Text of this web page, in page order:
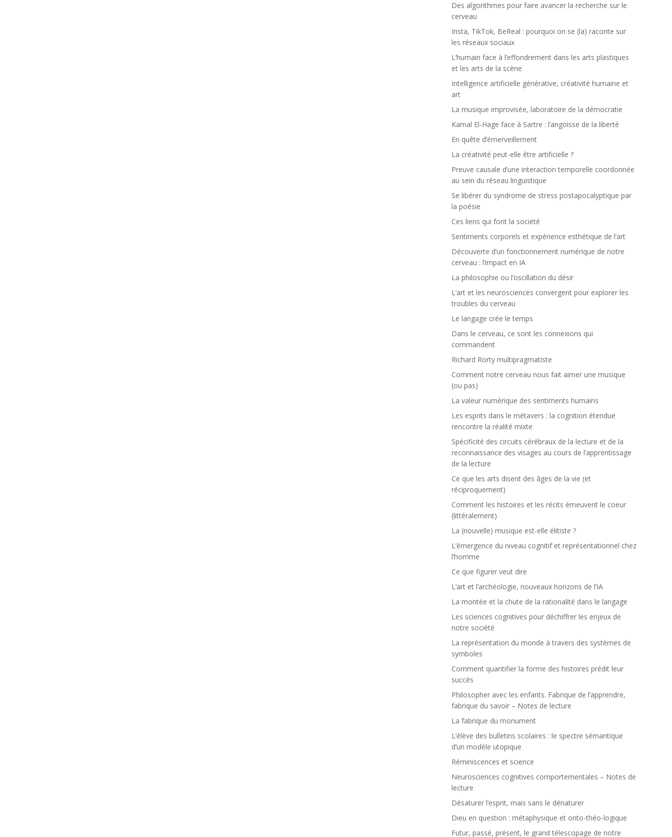
Des algorithmes pour faire avancer la recherche sur le
cerveau
Insta, TikTok, BeReal : pourquoi on se (la) raconte sur
les réseaux sociaux
L’humain face à l’effondrement dans les arts plastiques
et les arts de la scène
Intelligence artificielle générative, créativité humaine et
art
La musique improvisée, laboratoire de la démocratie
Kamal El-Hage face à Sartre : l’angoisse de la liberté
En quête d’émerveillement
La créativité peut-elle être artificielle ?
Preuve causale d’une interaction temporelle coordonnée
au sein du réseau linguistique
Se libérer du syndrome de stress postapocalyptique par
la poésie
Ces liens qui font la société
Sentiments corporels et expérience esthétique de l’art
Découverte d’un fonctionnement numérique de notre
cerveau : l’impact en IA
La philosophie ou l’oscillation du désir
L’art et les neurosciences convergent pour explorer les
troubles du cerveau
Le langage crée le temps
Dans le cerveau, ce sont les connexions qui
commandent
Richard Rorty multipragmatiste
Comment notre cerveau nous fait aimer une musique
(ou pas)
La valeur numérique des sentiments humains
Les esprits dans le métavers : la cognition étendue
rencontre la réalité mixte
Spécificité des circuits cérébraux de la lecture et de la
reconnaissance des visages au cours de l’apprentissage
de la lecture
Ce que les arts disent des âges de la vie (et
réciproquement)
Comment les histoires et les récits émeuvent le coeur
(littéralement)
La (nouvelle) musique est-elle élitiste ?
L’émergence du niveau cognitif et représentationnel chez
l’homme
Ce que figurer veut dire
L’art et l’archéologie, nouveaux horizons de l’IA
La montée et la chute de la rationalité dans le langage
Les sciences cognitives pour déchiffrer les enjeux de
notre société
La représentation du monde à travers des systèmes de
symboles
Comment quantifier la forme des histoires prédit leur
succès
Philosopher avec les enfants. Fabrique de l’apprendre,
fabrique du savoir – Notes de lecture
La fabrique du monument
L’élève des bulletins scolaires : le spectre sémantique
d’un modèle utopique
Réminiscences et science
Neurosciences cognitives comportementales – Notes de
lecture
Désaturer l’esprit, mais sans le dénaturer
Dieu en question : métaphysique et onto-théo-logique
Futur, passé, présent, le grand télescopage de notre